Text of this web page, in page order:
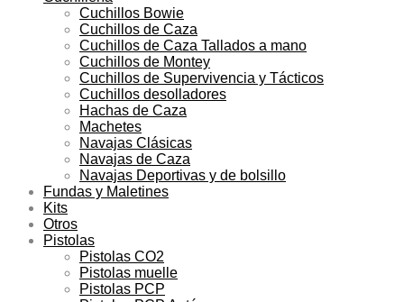
Cuchillos Bowie
Cuchillos de Caza
Cuchillos de Caza Tallados a mano
Cuchillos de Montey
Cuchillos de Supervivencia y Tácticos
Cuchillos desolladores
Hachas de Caza
Machetes
Navajas Clásicas
Navajas de Caza
Navajas Deportivas y de bolsillo
Fundas y Maletines
Kits
Otros
Pistolas
Pistolas CO2
Pistolas muelle
Pistolas PCP